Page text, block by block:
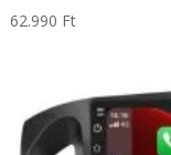
62.990 Ft